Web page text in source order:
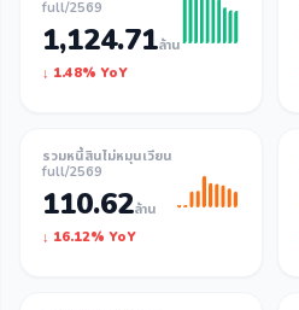
full/2569
1,124.71ล้าน
↓ 1.48% YoY
รวมหนี้สินไม่หมุนเวียน
full/2569
110.62ล้าน
↓ 16.12% YoY